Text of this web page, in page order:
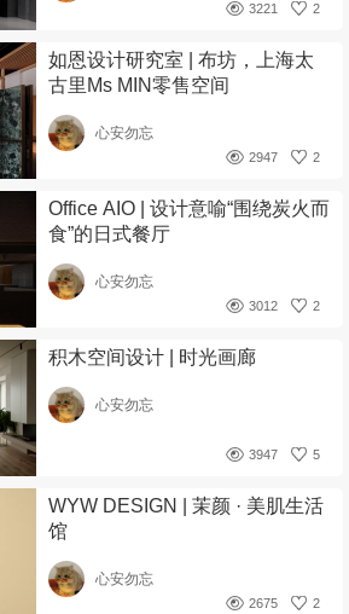
2
3221
如恩设计研究室 | 布坊，上海太
古里Ms MIN零售空间
心安勿忘
2
2947
Office AIO | 设计意喻“围绕炭火而
食”的日式餐厅
心安勿忘
2
3012
积木空间设计 | 时光画廊
心安勿忘
5
3947
WYW DESIGN | 茉颜 · 美肌生活
馆
心安勿忘
2
2675